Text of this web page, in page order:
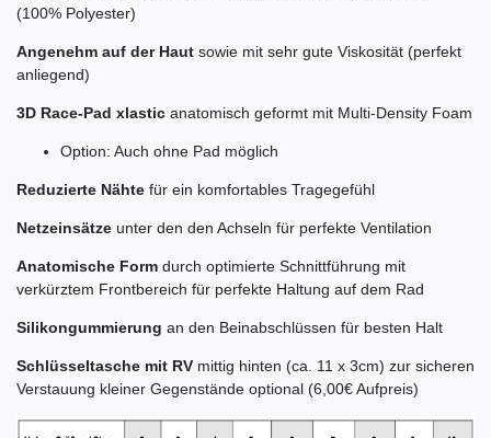
(100% Polyester)
Angenehm auf der Haut sowie mit sehr gute Viskosität (perfekt
anliegend)
3D Race-Pad xlastic anatomisch geformt mit Multi-Density Foam
Option: Auch ohne Pad möglich
Reduzierte Nähte für ein komfortables Tragegefühl
Netzeinsätze unter den den Achseln für perfekte Ventilation
Anatomische Form durch optimierte Schnittführung mit
verkürztem Frontbereich für perfekte Haltung auf dem Rad
Silikongummierung an den Beinabschlüssen für besten Halt
Schlüsseltasche mit RV mittig hinten (ca. 11 x 3cm) zur sicheren
Verstauung kleiner Gegenstände optional (6,00€ Aufpreis)